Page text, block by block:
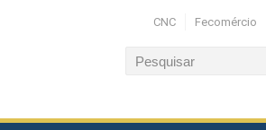
CNC Fecomércio